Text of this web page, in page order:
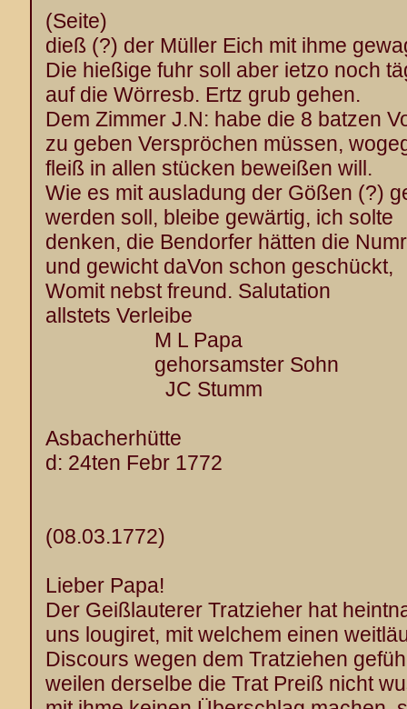
(Seite)
dieß (?) der Müller Eich mit ihme
Die hießige fuhr soll aber ietzo noch
auf die Wörresb. Ertz grub gehen.
Dem Zimmer J.N: habe die 8 batzen
zu geben Verspröchen müssen,
fleiß in allen stücken beweißen will.
Wie es mit ausladung der Gößen (?)
werden soll, bleibe gewärtig, ich solte
denken, die Bendorfer hätten die
und gewicht daVon schon geschückt,
Womit nebst freund. Salutation
allstets Verleibe
M L Papa
gehorsamster Sohn
JC Stumm
Asbacherhütte
d: 24ten Febr 1772
(08.03.1772)
Lieber Papa!
Der Geißlauterer Tratzieher hat
uns lougiret, mit welchem einen
Discours wegen dem Tratziehen
weilen derselbe die Trat Preiß nicht